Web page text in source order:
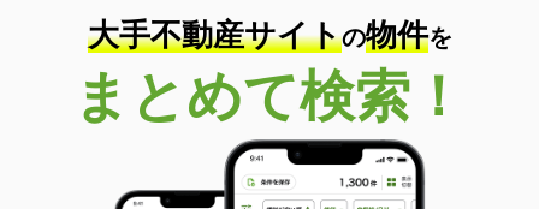
大手不動産サイトの物件を
まとめて検索！